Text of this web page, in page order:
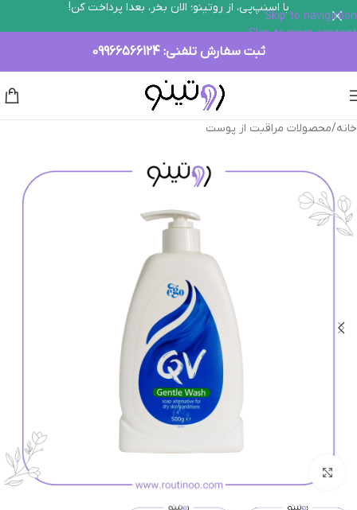
Skip to navigation
Skip to main content
با اسنپ‌پی، از روتینو؛ الان بخر، بعدا پرداخت کن!
ثبت سفارش تلفنی: 09966566124
خانه/محصولات مراقبت از پوست